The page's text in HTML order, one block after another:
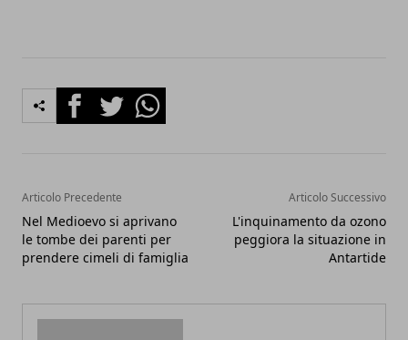
FacebookTwitterWhatsapp
Articolo Precedente
Nel Medioevo si aprivano
le tombe dei parenti per
prendere cimeli di famiglia
Articolo Successivo
L'inquinamento da ozono
peggiora la situazione in
Antartide